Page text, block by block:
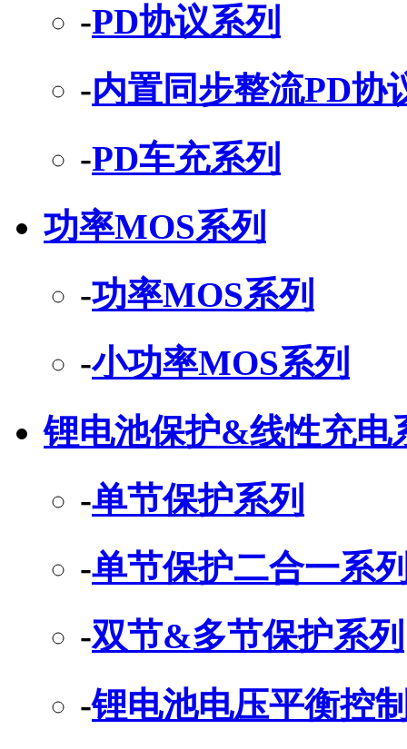
-PD协议系列
-内置同步整流PD协
-PD车充系列
功率MOS系列
-功率MOS系列
-小功率MOS系列
锂电池保护&线性充电
-单节保护系列
-单节保护二合一系
-双节&多节保护系列
-锂电池电压平衡控